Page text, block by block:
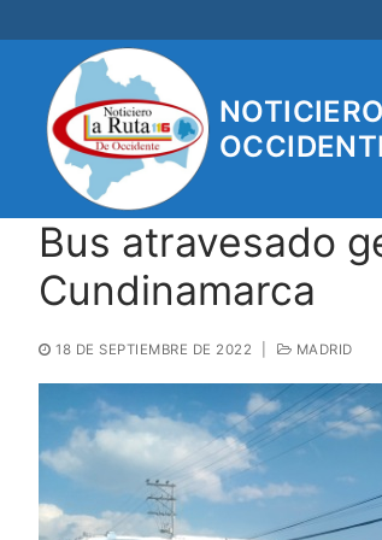
al
contenido
Bus atravesado
Cundinamarca
18 DE SEPTIEMBRE DE 2022 MADRID